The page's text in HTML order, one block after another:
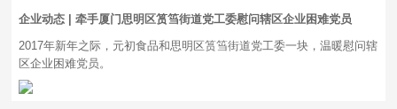
企业动态 | 牵手厦门思明区筼筜街道党工委慰问辖区企业困难党员
2017年新年之际，元初食品和思明区筼筜街道党工委一块，温暖慰问辖
区企业困难党员。